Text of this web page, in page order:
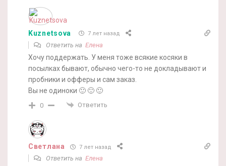
Kuznetsova 7 лет назад
Ответить на Елена
Хочу поддержать. У меня тоже всякие косяки в
посылках бывают, обычно чего-то не докладывают и
пробники и офферы и сам заказ.
Вы не одиноки 🙂 🙂 🙂
0 Ответить
Светлана 7 лет назад
Ответить на Елена